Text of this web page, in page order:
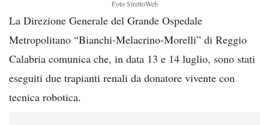
Foto StrettoWeb
La Direzione Generale del Grande Ospedale
Metropolitano “Bianchi-Melacrino-Morelli” di Reggio
Calabria comunica che, in data 13 e 14 luglio, sono stati
eseguiti due trapianti renali da donatore vivente con
tecnica robotica.